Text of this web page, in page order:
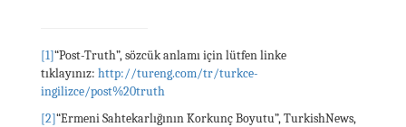
[1]“Post-Truth”, sözcük anlamı için lütfen linke
tıklayınız: http://tureng.com/tr/turkce-
ingilizce/post%20truth
[2]“Ermeni Sahtekarlığının Korkunç Boyutu”, TurkishNews,